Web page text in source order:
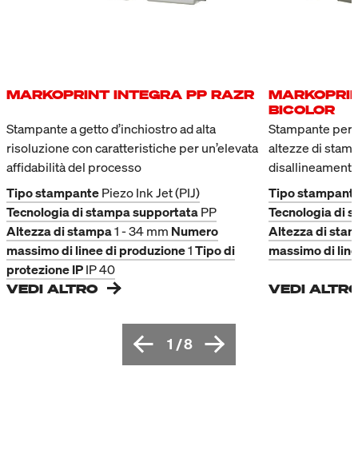
immagini di stampa con
MARKOPRINT INTEGRA PP RAZR
Stampante a getto d’inchiostro ad alta
risoluzione con caratteristiche per un’elevata
affidabilità del processo
Tipo stampantePiezo Ink Jet (PIJ)
Tecnologia di stampa supportataPP
Altezza di stampa1 - 34 mm Numero
massimo di linee di produzione1Tipo di
protezione IPIP 40
VEDI ALTRO
BICOLOR
Stampante per
altezze di
disallineamento
Tipo
Tecnologia di
Altezza di
massimo di
VEDI
1 /8